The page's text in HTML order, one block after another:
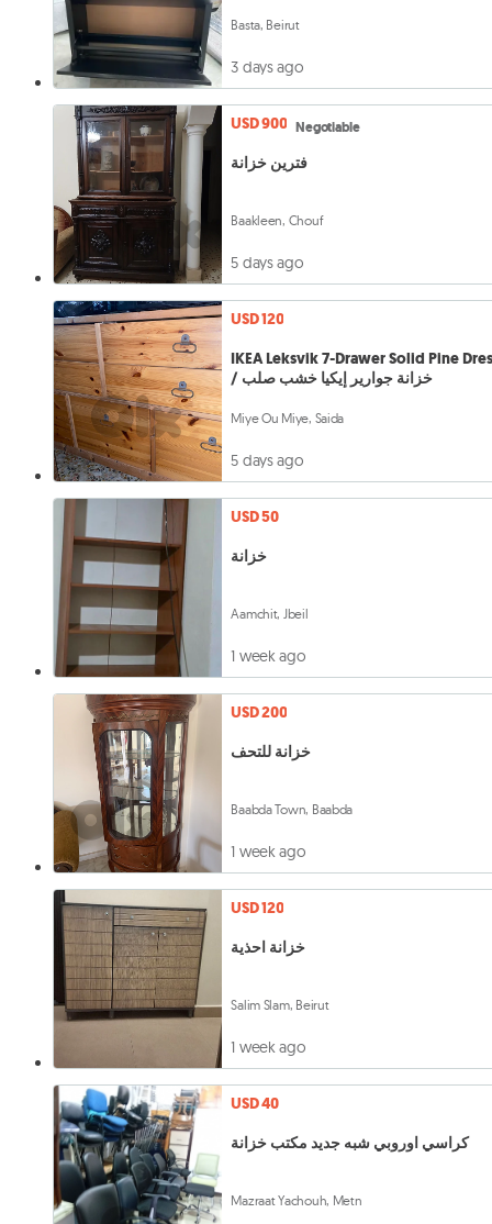
Basta, Beirut
3 days ago
USD 900 Negotiable
فترين خزانة
Baakleen, Chouf
5 days ago
USD 120
IKEA Leksvik 7-Drawer Solid Pine
/ خزانة جوارير إيكيا خشب صلب
Miye Ou Miye, Saida
5 days ago
USD 50
خزانة
Aamchit, Jbeil
1 week ago
USD 200
خزانة للتحف
Baabda Town, Baabda
1 week ago
USD 120
خزانة احذية
Salim Slam, Beirut
1 week ago
USD 40
كراسي اوروبي شبه جديد مكتب خزانة
Mazraat Yachouh, Metn